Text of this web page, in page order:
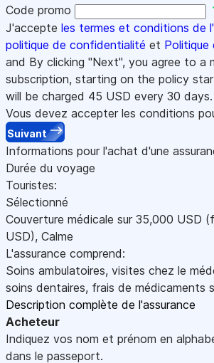
Code promo
J'accepte les termes et conditions de
politique de confidentialité et Politique
and By clicking "Next", you agree to a
subscription, starting on the policy
will be charged 45 USD every 30 days.
Vous devez accepter les conditions
Suivant
Informations pour l'achat d'une
Durée du voyage
Touristes:
Sélectionné
Couverture médicale sur 35,000 USD
USD), Calme
L'assurance comprend:
Soins ambulatoires, visites chez le
soins dentaires, frais de médicaments
Description complète de l'assurance
Acheteur
Indiquez vos nom et prénom en
dans le passeport.